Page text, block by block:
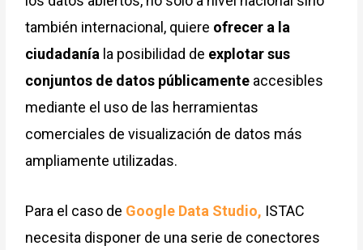
también internacional, quiere ofrecer a la
ciudadanía la posibilidad de explotar sus
conjuntos de datos públicamente accesibles
mediante el uso de las herramientas
comerciales de visualización de datos más
ampliamente utilizadas.
Para el caso de Google Data Studio, ISTAC
necesita disponer de una serie de conectores